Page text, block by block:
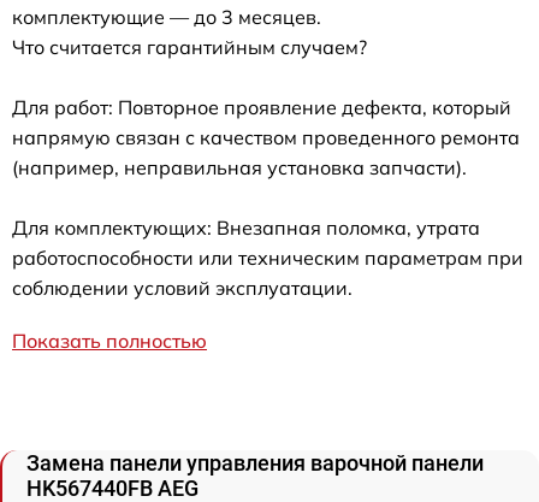
комплектующие — до 3 месяцев.
Что считается гарантийным случаем?
Для работ: Повторное проявление дефекта, который
напрямую связан с качеством проведенного ремонта
(например, неправильная установка запчасти).
Для комплектующих: Внезапная поломка, утрата
работоспособности или техническим параметрам при
соблюдении условий эксплуатации.
Показать полностью
Замена панели управления варочной панели
HK567440FB AEG